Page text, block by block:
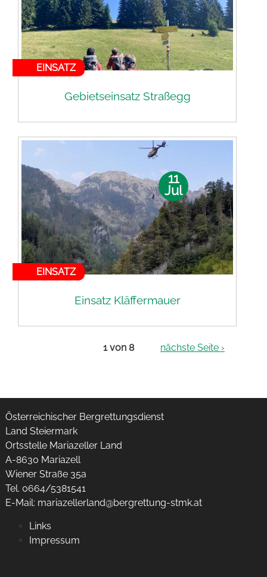
EINSATZ
Gebietseinsatz Straßegg
11
Jul
EINSATZ
Einsatz Kläffermauer
1 von 8 nächste Seite ›
Österreichischer Bergrettungsdienst
Land Steiermark
Ortsstelle Mariazeller Land
A-8630 Mariazell
Wiener Straße 35a
Tel. 0664/5381541
E-Mail: mariazellerland@bergrettung-stmk.at
Links
Impressum